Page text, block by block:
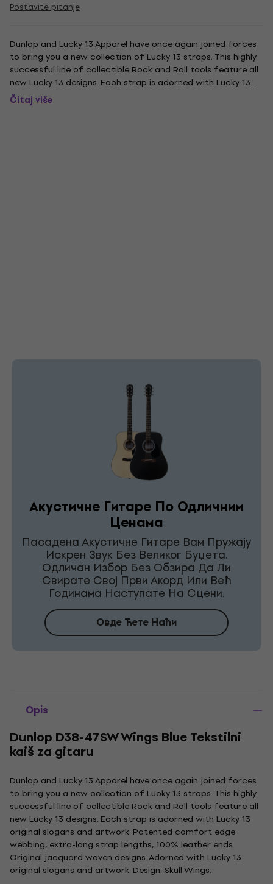
Postavite pitanje
Dunlop and Lucky 13 Apparel have once again joined forces
to bring you a new collection of Lucky 13 straps. This highly
successful line of collectible Rock and Roll tools feature all
new Lucky 13 designs. Each strap is adorned with Lucky 13
original slogans and artwork. Patented comfort edge
webbing, extra-long strap lengths, 100% leather ends....
Čitaj više
Акустичне Гитаре По Одличним
Ценама
Пасадена Акустичне Гитаре Вам Пружају
Искрен Звук Без Великог Буџета.
Одличан Избор Без Обзира Да Ли
Свирате Свој Први Акорд Или Већ
Годинама Наступате На Сцени.
Овде Ћете Наћи
Opis
Dunlop D38-47SW Wings Blue Tekstilni
kaiš za gitaru
Dunlop and Lucky 13 Apparel have once again joined forces
to bring you a new collection of Lucky 13 straps. This highly
successful line of collectible Rock and Roll tools feature all
new Lucky 13 designs. Each strap is adorned with Lucky 13
original slogans and artwork. Patented comfort edge
webbing, extra-long strap lengths, 100% leather ends.
Original jacquard woven designs. Adorned with Lucky 13
original slogans and artwork. Design: Skull Wings.